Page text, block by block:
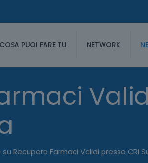
COSA PUOI FARE TU NETWORK
Recupero Farmaci Validi presso CRI